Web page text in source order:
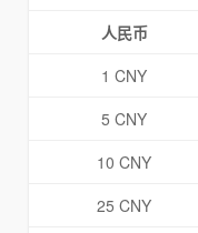
人民币
1 CNY
5 CNY
10 CNY
25 CNY